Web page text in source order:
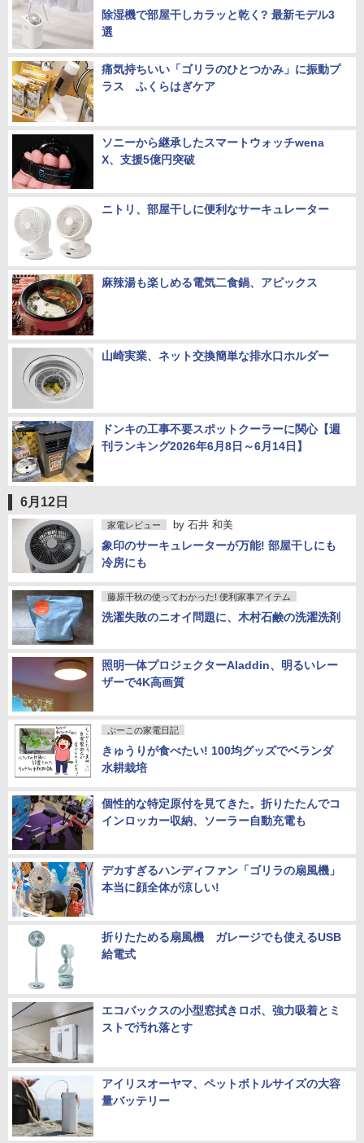
除湿機で部屋干しカラッと乾く? 最新モデル3
選
痛気持ちいい「ゴリラのひとつかみ」に振動プ
ラス ふくらはぎケア
ソニーから継承したスマートウォッチwena
X、支援5億円突破
ニトリ、部屋干しに便利なサーキュレーター
麻辣湯も楽しめる電気二食鍋、アピックス
山崎実業、ネット交換簡単な排水口ホルダー
ドンキの工事不要スポットクーラーに関心【週
刊ランキング2026年6月8日～6月14日】
6月12日
家電レビュー by 石井 和美
象印のサーキュレーターが万能! 部屋干しにも
冷房にも
藤原千秋の使ってわかった! 便利家事アイテム
洗濯失敗のニオイ問題に、木村石鹸の洗濯洗剤
照明一体プロジェクターAladdin、明るいレー
ザーで4K高画質
ぷーこの家電日記
きゅうりが食べたい! 100均グッズでベランダ
水耕栽培
個性的な特定原付を見てきた。折りたたんでコ
インロッカー収納、ソーラー自動充電も
デカすぎるハンディファン「ゴリラの扇風機」
本当に顔全体が涼しい!
折りたためる扇風機 ガレージでも使えるUSB
給電式
エコバックスの小型窓拭きロボ、強力吸着とミ
ストで汚れ落とす
アイリスオーヤマ、ペットボトルサイズの大容
量バッテリー